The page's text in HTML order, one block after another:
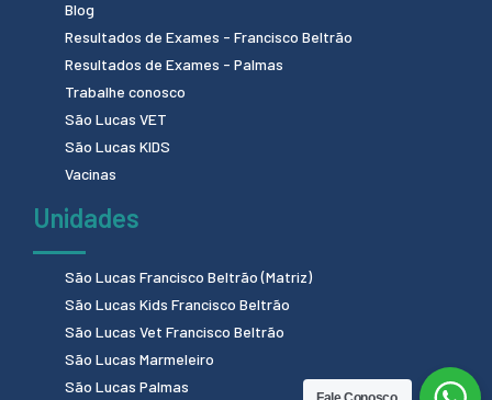
Blog
Resultados de Exames - Francisco Beltrão
Resultados de Exames - Palmas
Trabalhe conosco
São Lucas VET
São Lucas KIDS
Vacinas
Unidades
São Lucas Francisco Beltrão (Matriz)
São Lucas Kids Francisco Beltrão
São Lucas Vet Francisco Beltrão
São Lucas Marmeleiro
São Lucas Palmas